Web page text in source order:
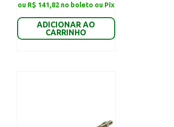
ou R$ 141,82 no boleto ou Pix
ADICIONAR AO
CARRINHO